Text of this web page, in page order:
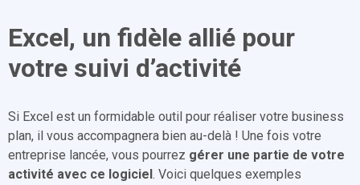
Excel, un fidèle allié pour
votre suivi d’activité
Si Excel est un formidable outil pour réaliser votre business
plan, il vous accompagnera bien au-delà ! Une fois votre
entreprise lancée, vous pourrez gérer une partie de votre
activité avec ce logiciel . Voici quelques exemples